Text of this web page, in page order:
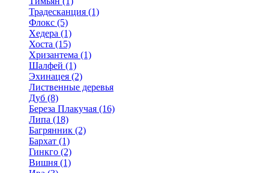
Традесканция (1)
Флокс (5)
Хедера (1)
Хоста (15)
Хризантема (1)
Шалфей (1)
Эхинацея (2)
Лиственные деревья
Дуб (8)
Береза Плакучая (16)
Липа (18)
Багрянник (2)
Бархат (1)
Гинкго (2)
Вишня (1)